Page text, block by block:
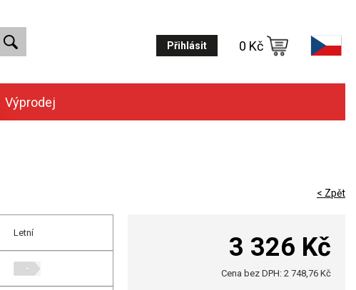
Přihlásit 0 Kč
Výprodej
< Zpět
Letní
-
3 326 Kč
Cena bez DPH: 2 748,76 Kč